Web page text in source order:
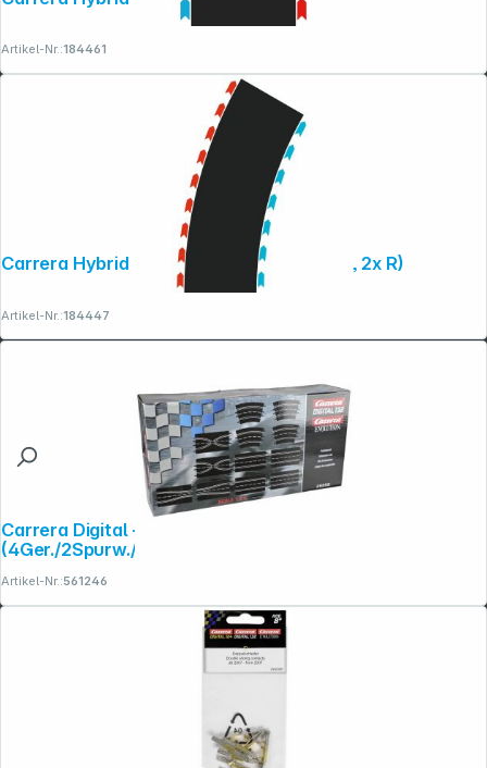
Artikel-Nr.:184461
Carrera Hybrid Curves Radius 2 30° (2x L, 2x R)
Artikel-Nr.:184447
Carrera Digital + Evo. Ausbauset
(4Ger./2Spurw./2Eng./4Kur.)26956
Artikel-Nr.:561246